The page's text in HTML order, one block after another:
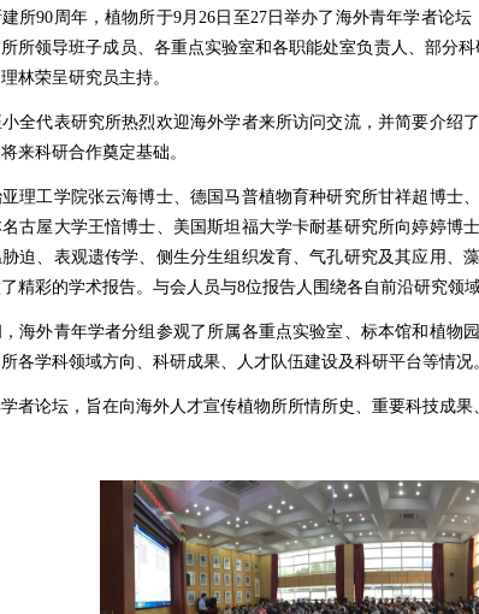
所90周年，植物所于9月26 日至27日举办了海外青年学者论
所领导班子成员、各重点实验室和各职能处室负责人、部分
林荣呈研究员主持。
全代表研究所热烈欢迎海外学者来所访问交流，并简要介绍
来科研合作奠定基础。
理工学院张云海博士、德国马普植物育种研究所甘祥超博士
古屋大学王愔博士、美国斯坦福大学卡耐基研究所向婷婷博
迫、表观遗传学、侧生分生组织发育、气孔研究及其应用、
精彩的学术报告。与会人员与8位报告人围绕各自前沿研究领
海外青年学者分组参观了所属各重点实验室、标本馆和植物
各学科领域方向、科研成果、人才队伍建设及科研平台等情况。
者论坛，旨在向海外人才宣传植物所所情所史、重要科技成果